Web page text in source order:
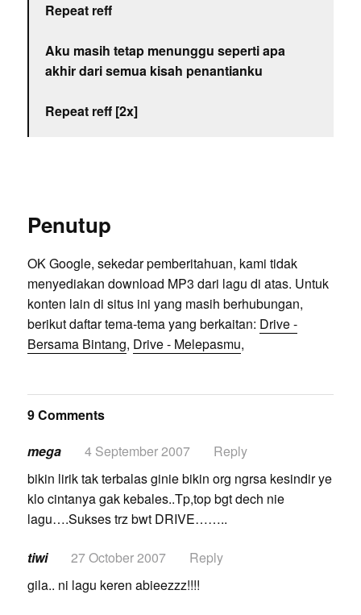
Repeat reff
Aku masih tetap menunggu seperti apa
akhir dari semua kisah penantianku
Repeat reff [2x]
Penutup
OK Google, sekedar pemberitahuan, kami tidak
menyediakan download MP3 dari lagu di atas. Untuk
konten lain di situs ini yang masih berhubungan,
berikut daftar tema-tema yang berkaitan: Drive -
Bersama Bintang, Drive - Melepasmu,
9 Comments
mega
4 September 2007
Reply
bikin lirik tak terbalas ginie bikin org ngrsa kesindir ye
klo cintanya gak kebales..Tp,top bgt dech nie
lagu….Sukses trz bwt DRIVE……..
tiwi 27 October 2007
Reply
gila.. ni lagu keren abieezzz!!!!